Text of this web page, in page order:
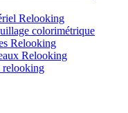
Relooking
colorimétrique
Relooking
Relooking
relooking